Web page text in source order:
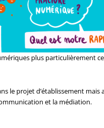
plus particulièrement
le projet d’établissement
et la médiation.